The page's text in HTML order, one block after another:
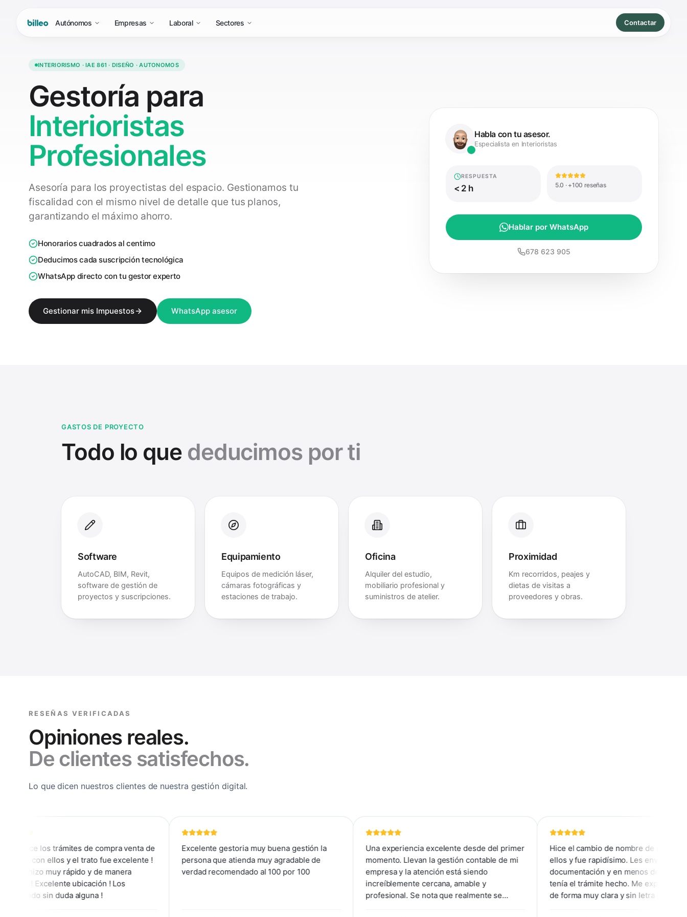
Autónomos Empresas Laboral Sectores Contactar
INTERIORISMO · IAE 861 · DISEÑO · AUTONOMOS
Gestoría para
Interioristas
Profesionales
Asesoría para los proyectistas del espacio. Gestionamos tu
fiscalidad con el mismo nivel de detalle que tus planos,
garantizando el máximo ahorro.
Honorarios cuadrados al centimo
Deducimos cada suscripción tecnológica
WhatsApp directo con tu gestor experto
Gestionar mis Impuestos WhatsApp asesor
Habla con tu asesor.
Especialista en Interioristas
RESPUESTA
< 2 h 5.0 · +100 reseñas
Hablar por WhatsApp
678 623 905
GASTOS DE PROYECTO
Todo lo que deducimos por ti
Software
AutoCAD, BIM, Revit,
software de gestión de
proyectos y suscripciones.
Equipamiento
Equipos de medición láser,
cámaras fotográficas y
estaciones de trabajo.
Oficina
Alquiler del estudio,
mobiliario profesional y
suministros de atelier.
Proximidad
Km recorridos, peajes y
dietas de visitas a
proveedores y obras.
RESEÑAS VERIFICADAS
Opiniones reales.
De clientes satisfechos.
Lo que dicen nuestros clientes de nuestra gestión digital.
de compra venta de
y el trato fue excelente !
rápido y de manera
ubicación ! Los
duda alguna !
Excelente gestoria muy buena gestión la
persona que atienda muy agradable de
verdad recomendado al 100 por 100
Una experiencia excelente desde del primer
momento. Llevan la gestión contable de mi
empresa y la atención está siendo
increíblemente cercana, amable y
profesional. Se nota que realmente se
Hice el cambio de nombre de mi coche con
ellos y fue rapidísimo. Les envié la
documentación y en menos de 24 horas ya
tenía el trámite hecho. Me explicaron todo
de forma muy clara y sin letra pequeña. Da